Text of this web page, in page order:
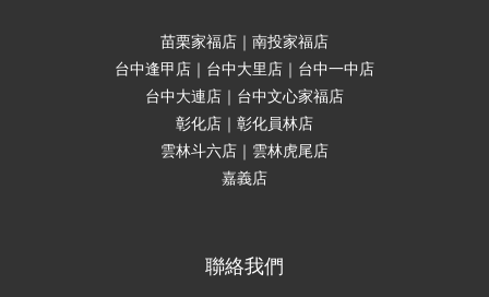
苗栗家福店｜南投家福店
台中逢甲店｜台中大里店｜台中一中店
台中大連店｜台中文心家福店
彰化店｜彰化員林店
雲林斗六店｜雲林虎尾店
嘉義店
聯絡我們